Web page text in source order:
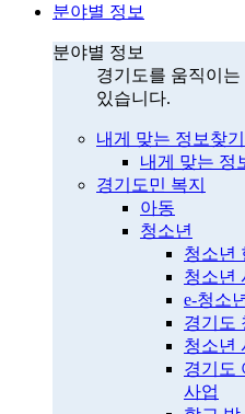
분야별 정보
분야별 정보
경기도를 움직이
있습니다.
내게 맞는 정보찾기
내게 맞는 정
경기도민 복지
아동
청소년
청소년
청소년
e-청소
경기도
청소년
경기도
사업